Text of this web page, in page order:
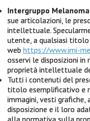
Tel: 010 8907874
Cell: 389 1862272
PEC:
Sito Internet:
Quick Links
Intergruppo
sue articolazioni, le
intellettuale.
utente, a qualsiasi
webhttps://www.imi-
osservi le disposizioni
proprietà intellettuale
Tutti i contenuti del
titolo esemplificativo e
immagini, vesti grafiche,
disposizione e il loro
alla normativa sulla